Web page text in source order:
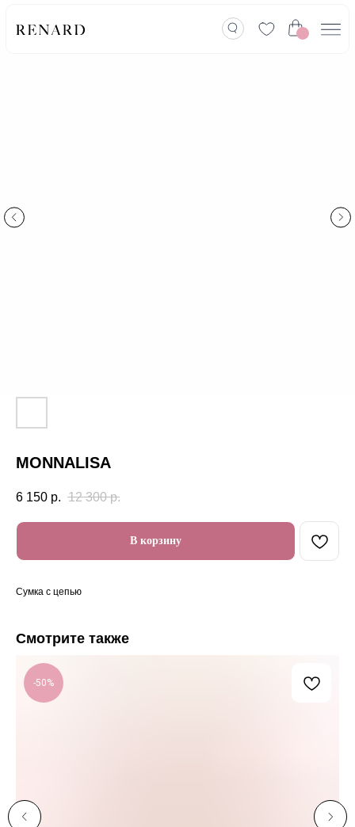
MONNALISA
6 150 р. 12 300 р.
В корзину
Сумка с цепью
Смотрите также
-50%